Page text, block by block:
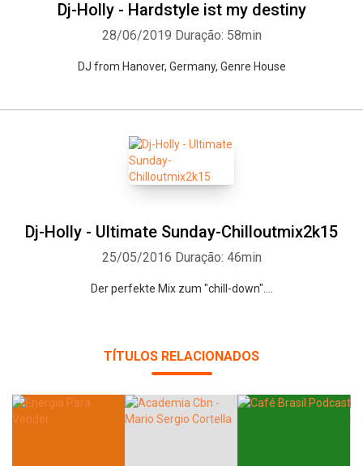
Dj-Holly - Hardstyle ist my destiny
28/06/2019 Duração: 58min
DJ from Hanover, Germany, Genre House
Dj-Holly - Ultimate Sunday-Chilloutmix2k15
25/05/2016 Duração: 46min
Der perfekte Mix zum "chill-down"....
TÍTULOS RELACIONADOS